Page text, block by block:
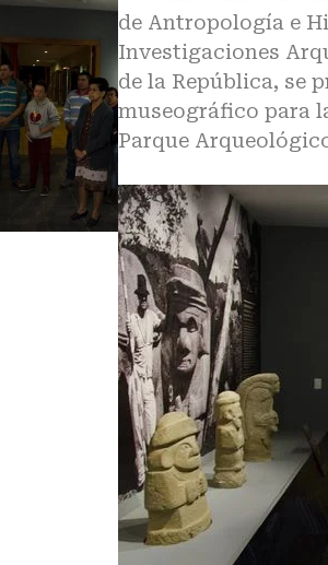
de Antropología e
Investigaciones
de la República, se
museográfico para
Parque